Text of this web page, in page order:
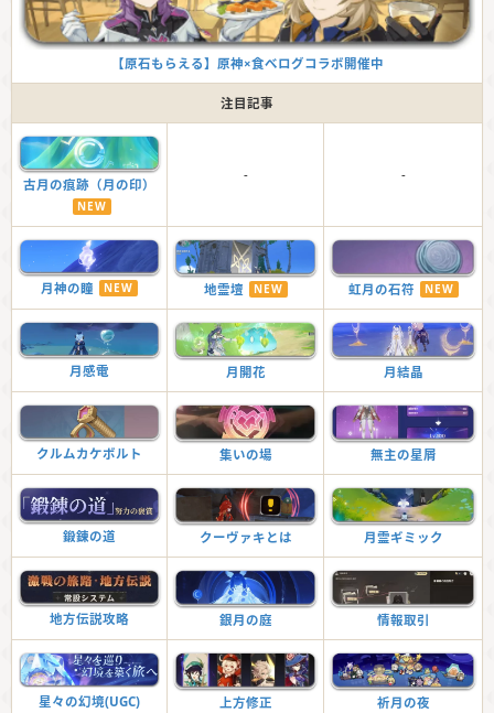
【原石もらえる】原神×食べログコラボ開催中
注目記事
古月の痕跡（月の印）
NEW
- -
月神の瞳 NEW 地霊壇 NEW 虹月の石符 NEW
月感電 月開花 月結晶
クルムカケボルト 集いの場 無主の星屑
鍛錬の道 クーヴァキとは 月霊ギミック
地方伝説攻略 銀月の庭 情報取引
星々の幻境(UGC) 上方修正 祈月の夜